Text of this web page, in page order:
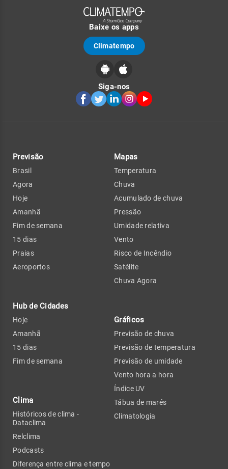
Baixe os apps
Climatempo
Siga-nos
Previsão
Brasil
Agora
Hoje
Amanhã
Fim de semana
15 dias
Praias
Aeroportos
Hub de Cidades
Hoje
Amanhã
15 dias
Fim de semana
Clima
Históricos de clima -
Dataclima
Relclima
Podcasts
Diferença entre clima e tempo
Mapas
Temperatura
Chuva
Acumulado de chuva
Pressão
Umidade relativa
Vento
Risco de Incêndio
Satélite
Chuva Agora
Gráficos
Previsão de chuva
Previsão de temperatura
Previsão de umidade
Vento hora a hora
Índice UV
Tábua de marés
Climatologia